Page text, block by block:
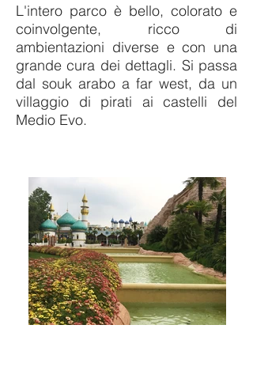
L'intero parco è bello, colorato e
coinvolgente, ricco di
ambientazioni diverse e con una
grande cura dei dettagli. Si passa
dal souk arabo a far west, da un
villaggio di pirati ai castelli del
Medio Evo.